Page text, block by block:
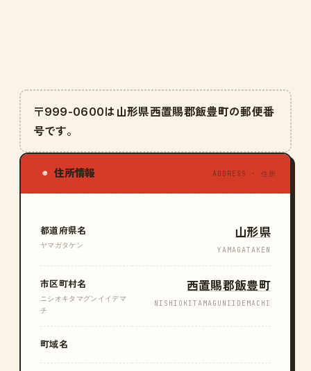
〒999-0600は山形県西置賜郡飯豊町の郵便番
号です。
◉ 住所情報 ADDRESS · 住所
都道府県名
ヤマガタケン
山形県
YAMAGATAKEN
市区町村名
ニシオキタマグンイイデマ
チ
西置賜郡飯豊町
NISHIOKITAMAGUNIIDEMACHI
町域名